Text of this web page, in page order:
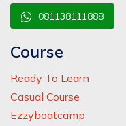
081138111888
Course
Ready To Learn
Casual Course
Ezzybootcamp